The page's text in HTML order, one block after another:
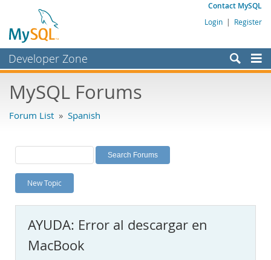
Contact MySQL
Login | Register
Developer Zone
Bugs
Labs
Planet MySQL
News and Events
MySQL.com
Downloads
MySQL Forums
Forum List » Spanish
New Topic
AYUDA: Error al descargar en
MacBook